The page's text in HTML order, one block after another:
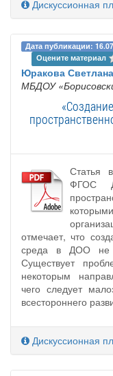
Дискуссионная
Дата публикации:
Оцените материал
Юракова
МБДОУ
Статья
ФГОС
отмечает, что
среда в ДОО не
Существует
некоторым
чего следует
всестороннего
Дискуссионная